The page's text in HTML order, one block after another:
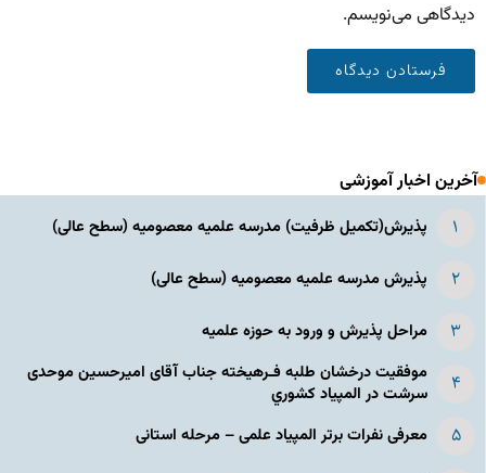
دیدگاهی می‌نویسم.
آخرین اخبار آموزشی
پذیرش(تکمیل ظرفیت) مدرسه علمیه معصومیه‌ (سطح عالی)
پذیرش مدرسه علمیه معصومیه‌ (سطح عالی)
مراحل پذیرش و ورود به حوزه علمیه
موفقیت درخشان طلبه فـرهیخته جناب آقای امیرحسین موحدی
سرشت در المپياد كشوري
معرفی نفرات برتر المپیاد علمی – مرحله استانی